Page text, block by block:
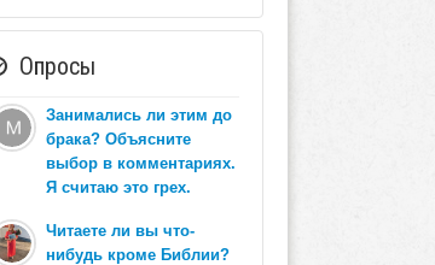
Опросы
Занимались ли этим до
брака? Объясните
выбор в комментариях.
Я считаю это грех.
Читаете ли вы что-
нибудь кроме Библии?